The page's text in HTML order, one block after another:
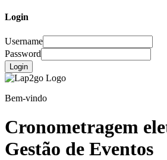
Login
Username
Password
Login
Bem-vindo
Cronometragem
Gestão de Eventos